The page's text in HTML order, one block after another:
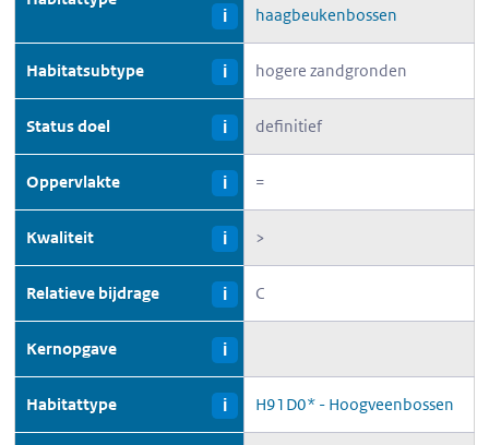
i haagbeukenbossen
Habitatsubtype i hogere zandgronden
Status doel i definitief
Oppervlakte i =
Kwaliteit i >
Relatieve bijdrage i C
Kernopgave i
Habitattype i H91D0* - Hoogveenbossen